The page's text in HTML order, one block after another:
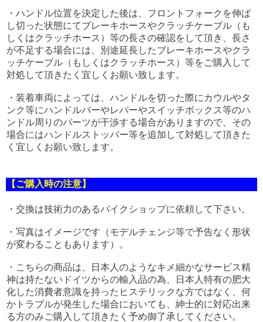
・ハンドル位置を決定した後は、フロントフォークを伸ば
し切った状態にてブレーキホースやクラッチケーブル（も
しくはクラッチホース）等の長さの確認をして頂き、長さ
が不足する場合には、別途延長したブレーキホースやクラ
ッチケーブル（もしくはクラッチホース）等をご購入して
対処して頂きたく宜しくお願い致します。
・装着車両によっては、ハンドルを切った際にカウルやタ
ンク等にハンドルバーやレバーやスイッチボックス等のハ
ンドル周りのパーツが干渉する場合がありますので、その
場合にはハンドルストッパー等を追加して対処して頂きた
く宜しくお願い致します。
【ご購入時の注意】
・交換は技術力のあるバイクショップに依頼して下さい。
・写真はイメージです（モデルチェンジ等で予告なく形状
が変わることもあります）。
・こちらの商品は、日本人のようなキメ細かなサービス精
神は持たないドイツからの輸入品の為、日本人特有の肥大
化した消費者意識を持ったヒステリックな方ではなく、何
かトラブルが発生した場合においても、紳士的に対応出来
る方のみご購入して頂きたく予め御了承してください。